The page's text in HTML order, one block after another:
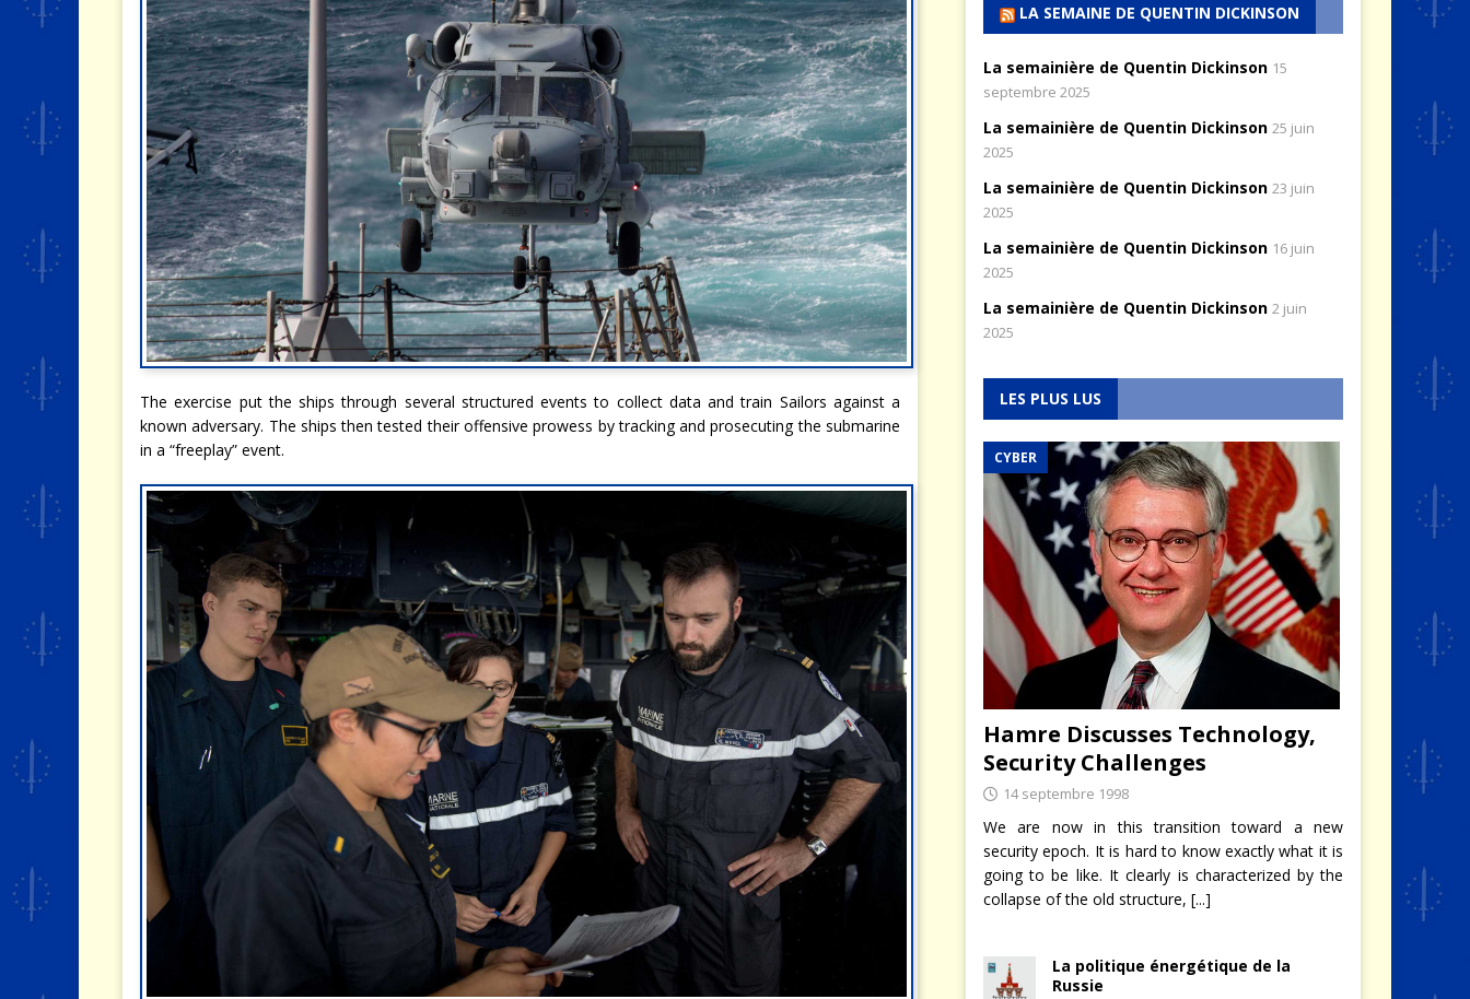
The exercise put the ships through several structured events to collect data and train Sailors against a
known adversary. The ships then tested their offensive prowess by tracking and prosecuting the submarine
in a “freeplay” event.
LA SEMAINE DE QUENTIN DICKINSON
La semainière de Quentin Dickinson 15
septembre 2025
La semainière de Quentin Dickinson 25 juin
2025
La semainière de Quentin Dickinson 23 juin
2025
La semainière de Quentin Dickinson 16 juin
2025
La semainière de Quentin Dickinson 2 juin
2025
LES PLUS LUS
CYBER
Hamre Discusses Technology,
Security Challenges
14 septembre 1998
We are now in this transition toward a new
security epoch. It is hard to know exactly what it is
going to be like. It clearly is characterized by the
collapse of the old structure, [...]
La politique énergétique de la
Russie